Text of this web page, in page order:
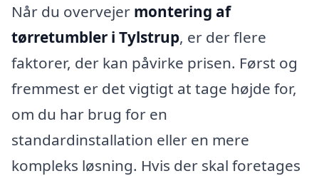
Når du overvejer montering af
tørretumbler i Tylstrup, er der flere
faktorer, der kan påvirke prisen. Først og
fremmest er det vigtigt at tage højde for,
om du har brug for en
standardinstallation eller en mere
kompleks løsning. Hvis der skal foretages